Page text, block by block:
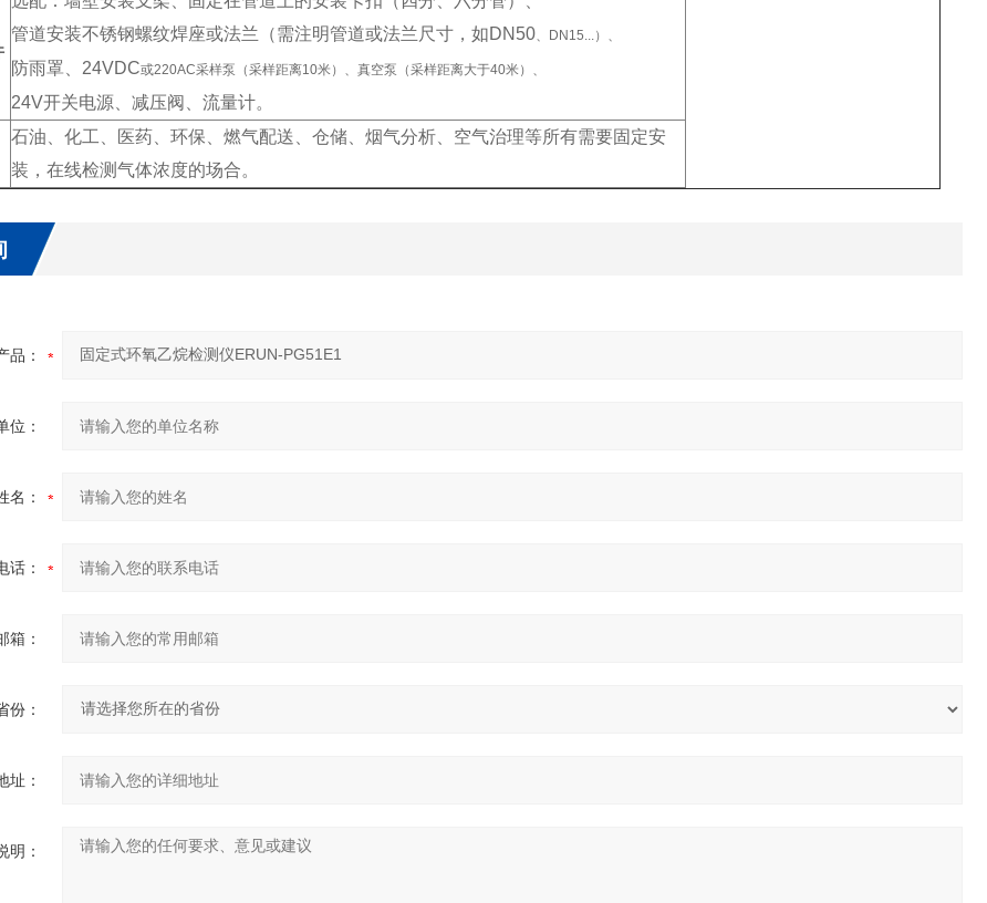
管道安装不锈钢螺纹焊座或法兰（需注明管道或法兰尺寸，如DN50、DN15...）、
防雨罩、24VDC或220AC采样泵（采样距离10米）、真空泵（采样距离大于40米）、
24V开关电源、减压阀、流量计。
石油、化工、医药、环保、燃气配送、仓储、烟气分析、空气治理等所有需要固定安
装，在线检测气体浓度的场合。
品：
位：
名：
话：
箱：
份：
址：
明：